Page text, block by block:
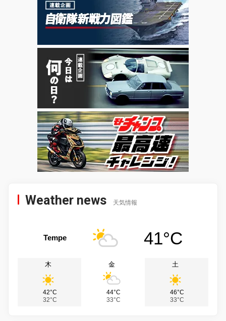
Weather news 天気情報
Tempe 41°C
木
42°C
32°C
金
44°C
33°C
土
46°C
33°C